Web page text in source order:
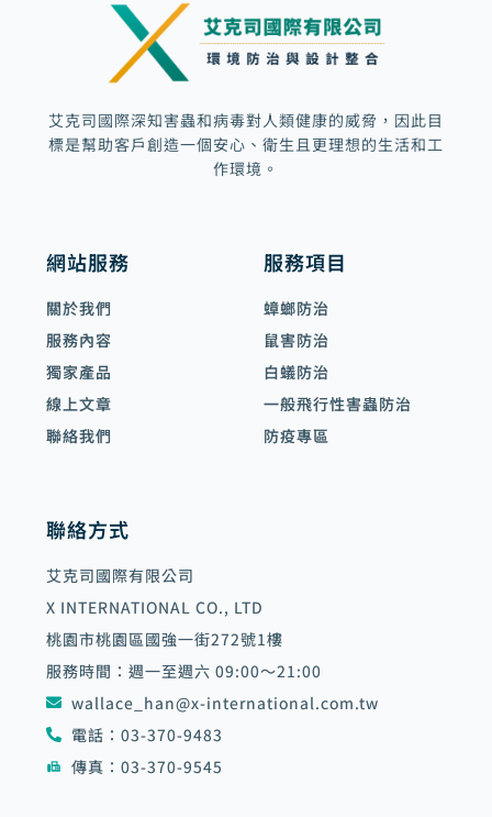
l
t
艾克司國際深知害蟲和病毒對人類健康的威脅，因此目
標是幫助客戶創造一個安心、衛生且更理想的生活和工
作環境。
網站服務
關於我們
服務內容
獨家產品
線上文章
聯絡我們
服務項目
蟑螂防治
鼠害防治
白蟻防治
一般飛行性害蟲防治
防疫專區
聯絡方式
艾克司國際有限公司
X INTERNATIONAL CO., LTD
桃園市桃園區國強一街272號1樓
服務時間：週一至週六 09:00～21:00
wallace_han@x-international.com.tw
電話：03-370-9483
傳真：03-370-9545